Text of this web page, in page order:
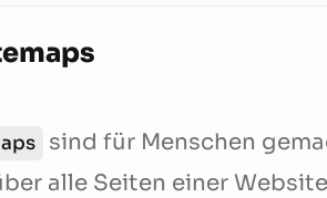
sind für Menschen
alle Seiten einer